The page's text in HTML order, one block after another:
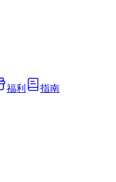
福利 指南